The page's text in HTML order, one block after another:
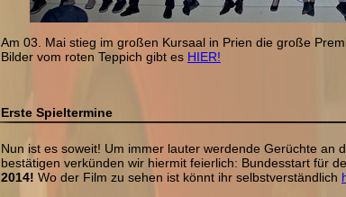
Am 03. Mai stieg im großen Kursaal in Prien die große
Bilder vom roten Teppich gibt es HIER!
Erste Spieltermine
Nun ist es soweit! Um immer lauter werdende Gerüchte an
bestätigen verkünden wir hiermit feierlich: Bundesstart für
2014! Wo der Film zu sehen ist könnt ihr selbstverständlich